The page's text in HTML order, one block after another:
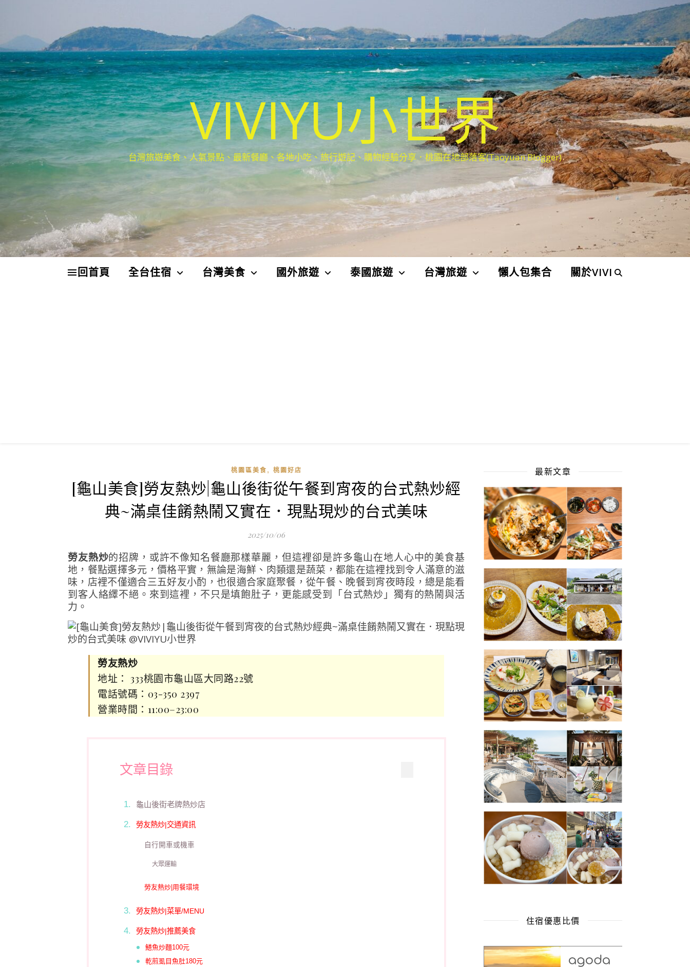
VIVIYU小世界
台灣旅遊美食、人氣景點、最新餐廳、各地小吃、旅行遊記、購物經驗分享．桃園在地部落客(Taoyuan Blogger)
回首頁 全台住宿 台灣美食 國外旅遊 泰國旅遊 台灣旅遊 懶人包集合 關於VIVI
桃園區美食 , 桃園好店
[龜山美食]勞友熱炒|龜山後街從午餐到宵夜的台式熱炒經
典~滿桌佳餚熱鬧又實在．現點現炒的台式美味
2025/10/06
勞友熱炒的招牌，或許不像知名餐廳那樣華麗，但這裡卻是許多龜山在地人心中的美食基
地，餐點選擇多元，價格平實，無論是海鮮、肉類還是蔬菜，都能在這裡找到令人滿意的滋
味，店裡不僅適合三五好友小酌，也很適合家庭聚餐，從午餐、晚餐到宵夜時段，總是能看
到客人絡繹不絕。來到這裡，不只是填飽肚子，更能感受到「台式熱炒」獨有的熱鬧與活
力。
勞友熱炒
地址： 333桃園市龜山區大同路22號
電話號碼：03-350 2397
營業時間：11:00–23:00
文章目錄
龜山後街老牌熱炒店
勞友熱炒|交通資訊
自行開車或機車
大眾運輸
勞友熱炒|用餐環境
勞友熱炒|菜單/MENU
勞友熱炒|推薦美食
鱔魚炒麵100元
乾煎虱目魚肚180元
最新文章
住宿優惠比價